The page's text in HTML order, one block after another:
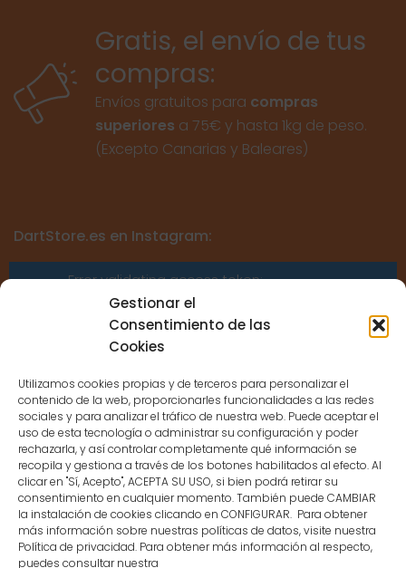
Gestionar el
Consentimiento de las
Cookies
Utilizamos cookies propias y de terceros para personalizar el
contenido de la web, proporcionarles funcionalidades a las redes
sociales y para analizar el tráfico de nuestra web. Puede aceptar el
uso de esta tecnología o administrar su configuración y poder
rechazarla, y así controlar completamente qué información se
recopila y gestiona a través de los botones habilitados al efecto. Al
clicar en "Sí, Acepto", ACEPTA SU USO, si bien podrá retirar su
consentimiento en cualquier momento. También puede CAMBIAR
la instalación de cookies clicando en CONFIGURAR. Para obtener
más información sobre nuestras políticas de datos, visite nuestra
Política de privacidad. Para obtener más información al respecto,
puedes consultar nuestra
Gratis, el envío de tus
compras:
Envíos gratuitos para compras
superiores a 75€ y hasta 1kg de peso.
(Excepto Canarias y Baleares)
DartStore.es en Instagram:
Error validating access token:
Sessions for the user are not allowed
because the user is not a confirmed
CONTACTO
MENÚ PRINCIPAL
MI CUENTA